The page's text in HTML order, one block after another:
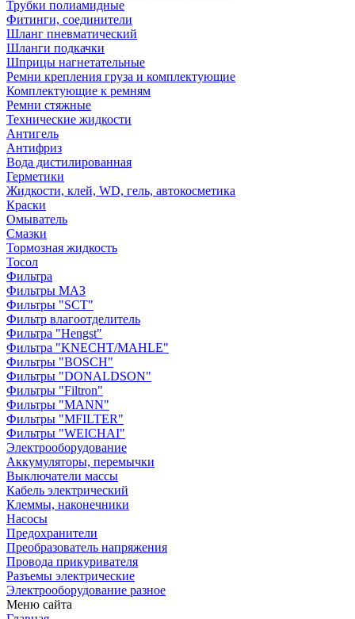
Трубки полиамидные
Фитинги, соединители
Шланг пневматический
Шланги подкачки
Шприцы нагнетательные
Ремни крепления груза и комплектующие
Комплектующие к ремням
Ремни стяжные
Технические жидкости
Антигель
Антифриз
Вода дистилированная
Герметики
Жидкости, клей, WD, гель, автокосметика
Краски
Омыватель
Смазки
Тормозная жидкость
Тосол
Фильтра
Фильтры МАЗ
Фильтры "SCT"
Фильтр влагоотделитель
Фильтра "Hengst"
Фильтра "KNECHT/MAHLE"
Фильтры "BOSCH"
Фильтры "DONALDSON"
Фильтры "Filtron"
Фильтры "MANN"
Фильтры "MFILTER"
Фильтры "WEICHAI"
Электрооборудование
Аккумуляторы, перемычки
Выключатели массы
Кабель электрический
Клеммы, наконечники
Насосы
Предохранители
Преобразователь напряжения
Провода прикуривателя
Разъемы электрические
Электрооборудование разное
Меню сайта